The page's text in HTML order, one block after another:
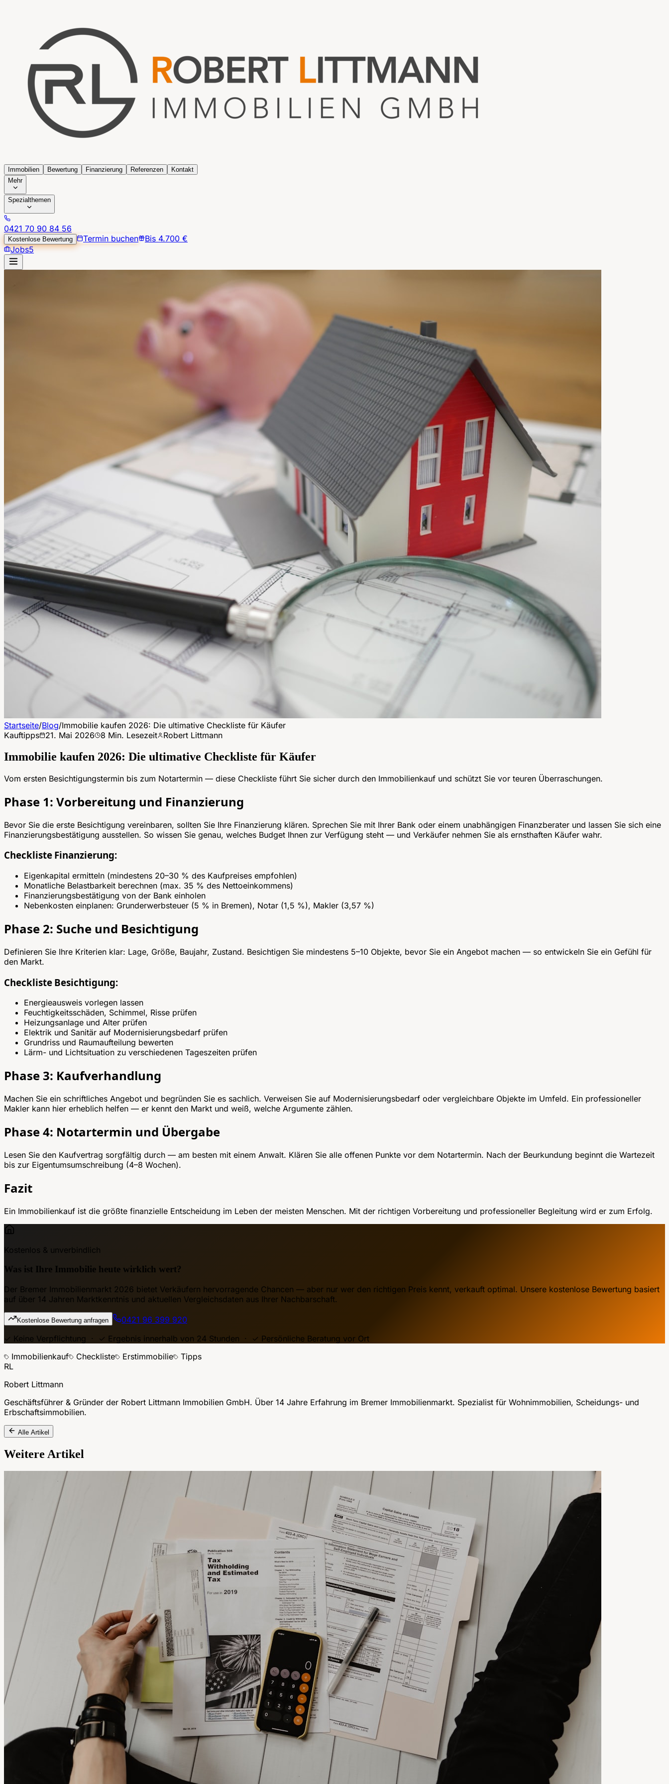
Immobilien Bewertung Finanzierung Referenzen
Kontakt
Mehr
Spezialthemen
0421 70 90 84 56
Kostenlose Bewertung Termin buchen
Bis 4.700 €
Jobs5
Startseite/Blog/Immobilie kaufen 2026: Die ultimative Checkliste für Käufer
Kauftipps
21. Mai 2026 8 Min. Lesezeit Robert Littmann
Immobilie kaufen 2026: Die ultimative Checkliste für Käufer
Vom ersten Besichtigungstermin bis zum Notartermin — diese Checkliste führt Sie sicher durch den Immobilienkauf und schützt Sie vor teuren Überraschungen.
Phase 1: Vorbereitung und Finanzierung
Bevor Sie die erste Besichtigung vereinbaren, sollten Sie Ihre Finanzierung klären. Sprechen Sie mit Ihrer Bank oder einem unabhängigen Finanzberater und lassen Sie sich eine
Finanzierungsbestätigung ausstellen. So wissen Sie genau, welches Budget Ihnen zur Verfügung steht — und Verkäufer nehmen Sie als ernsthaften Käufer wahr.
Checkliste Finanzierung:
Eigenkapital ermitteln (mindestens 20–30 % des Kaufpreises empfohlen)
Monatliche Belastbarkeit berechnen (max. 35 % des Nettoeinkommens)
Finanzierungsbestätigung von der Bank einholen
Nebenkosten einplanen: Grunderwerbsteuer (5 % in Bremen), Notar (1,5 %), Makler (3,57 %)
Phase 2: Suche und Besichtigung
Definieren Sie Ihre Kriterien klar: Lage, Größe, Baujahr, Zustand. Besichtigen Sie mindestens 5–10 Objekte, bevor Sie ein Angebot machen — so entwickeln Sie ein Gefühl für
den Markt.
Checkliste Besichtigung:
Energieausweis vorlegen lassen
Feuchtigkeitsschäden, Schimmel, Risse prüfen
Heizungsanlage und Alter prüfen
Elektrik und Sanitär auf Modernisierungsbedarf prüfen
Grundriss und Raumaufteilung bewerten
Lärm- und Lichtsituation zu verschiedenen Tageszeiten prüfen
Phase 3: Kaufverhandlung
Machen Sie ein schriftliches Angebot und begründen Sie es sachlich. Verweisen Sie auf Modernisierungsbedarf oder vergleichbare Objekte im Umfeld. Ein professioneller
Makler kann hier erheblich helfen — er kennt den Markt und weiß, welche Argumente zählen.
Phase 4: Notartermin und Übergabe
Lesen Sie den Kaufvertrag sorgfältig durch — am besten mit einem Anwalt. Klären Sie alle offenen Punkte vor dem Notartermin. Nach der Beurkundung beginnt die Wartezeit
bis zur Eigentumsumschreibung (4–8 Wochen).
Fazit
Ein Immobilienkauf ist die größte finanzielle Entscheidung im Leben der meisten Menschen. Mit der richtigen Vorbereitung und professioneller Begleitung wird er zum Erfolg.
Kostenlos & unverbindlich
Was ist Ihre Immobilie heute wirklich wert?
Der Bremer Immobilienmarkt 2026 bietet Verkäufern hervorragende Chancen — aber nur wer den richtigen Preis kennt, verkauft optimal. Unsere kostenlose Bewertung basiert
auf über 14 Jahren Marktkenntnis und aktuellen Vergleichsdaten aus Ihrer Nachbarschaft.
Kostenlose Bewertung anfragen
0421 96 399 920
✓ Keine Verpflichtung · ✓ Ergebnis innerhalb von 24 Stunden · ✓ Persönliche Beratung vor Ort
Immobilienkauf
Checkliste Erstimmobilie
Tipps
RL
Robert Littmann
Geschäftsführer & Gründer der Robert Littmann Immobilien GmbH. Über 14 Jahre Erfahrung im Bremer Immobilienmarkt. Spezialist für Wohnimmobilien, Scheidungs- und
Erbschaftsimmobilien.
Alle Artikel
Weitere Artikel